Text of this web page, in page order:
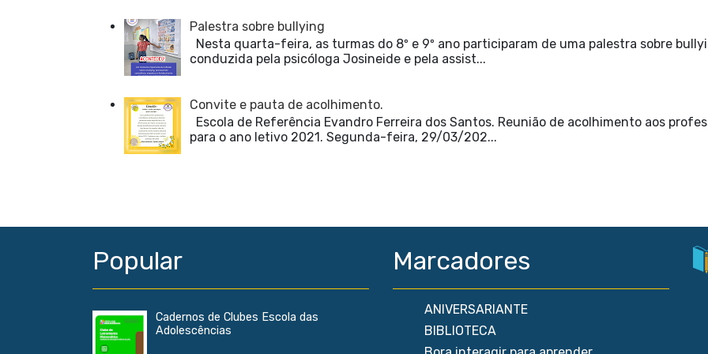
Palestra sobre bullying
Nesta quarta-feira, as turmas do 8º e 9º ano participaram de uma palestra sobre
conduzida pela psicóloga Josineide e pela assist...
Convite e pauta de acolhimento.
Escola de Referência Evandro Ferreira dos Santos. Reunião de acolhimento aos
para o ano letivo 2021. Segunda-feira, 29/03/202...
Popular
Cadernos de Clubes Escola das
Adolescências
Marcadores
ANIVERSARIANTE
BIBLIOTECA